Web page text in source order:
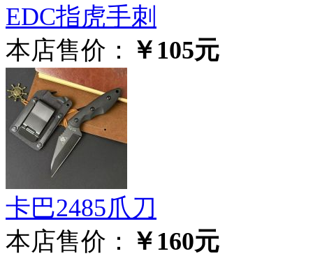
EDC指虎手刺
本店售价： ￥105元
卡巴2485爪刀
本店售价： ￥160元